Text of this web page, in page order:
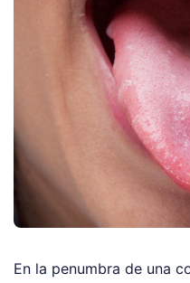
En la penumbra de una